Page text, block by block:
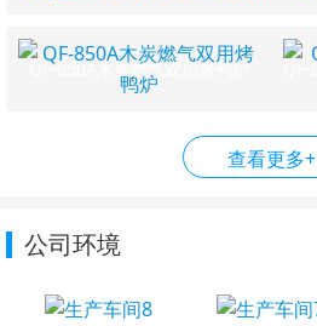
QF-850A木炭燃气双用烤鸭炉
查看更多+
公司环境